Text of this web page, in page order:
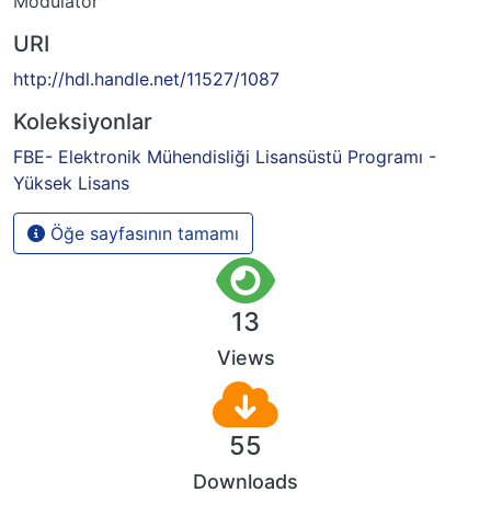
URI
http://hdl.handle.net/11527/1087
Koleksiyonlar
FBE- Elektronik Mühendisliği Lisansüstü Programı -
Yüksek Lisans
Öğe sayfasının tamamı
13
Views
55
Downloads